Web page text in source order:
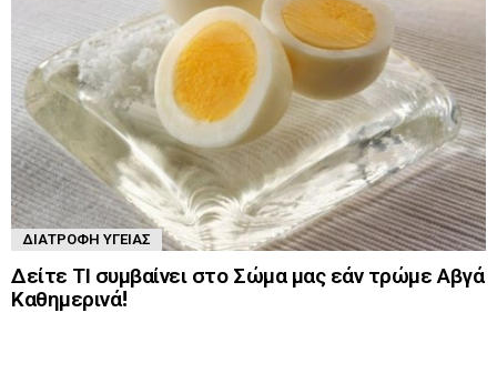
ΔΙΑΤΡΟΦΉ ΥΓΕΊΑΣ
Δείτε ΤΙ συμβαίνει στο Σώμα μας εάν τρώμε Αβγά
Καθημερινά!